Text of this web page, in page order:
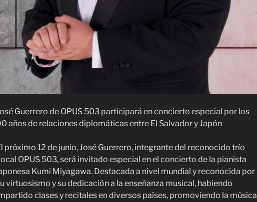
Guerrero de OPUS 503 participará en concierto especial por los
años de relaciones diplomáticas entre El Salvador y Japón
próximo 12 de junio, José Guerrero, integrante del reconocido trío
OPUS 503, será invitado especial en el concierto de la pianista
Kumi Miyagawa. Destacada a nivel mundial y reconocida por
virtuosismo y su dedicación a la enseñanza musical, habiendo
clases y recitales en diversos países, promoviendo la música